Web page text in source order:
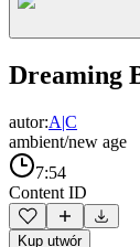
Dreaming
autor:A|C
ambient/new age
7:54
Content ID
Kup utwór